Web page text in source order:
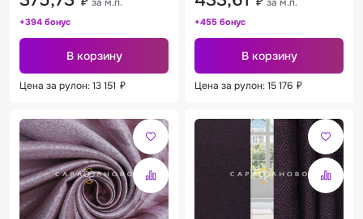
+394 бонус
В корзину
Цена за рулон: 13 151 ₽
+455 бонус
В корзину
Цена за рулон: 15 176 ₽